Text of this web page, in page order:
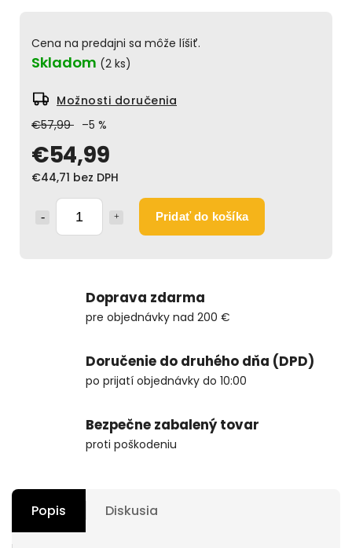
€57,99 –5 %
€54,99
€44,71 bez DPH
Pridať do košíka
Cena na predajni sa môže líšiť.
Skladom (2 ks)
Možnosti doručenia
Doprava zdarma
pre objednávky nad 200 €
Doručenie do druhého dňa (DPD)
po prijatí objednávky do 10:00
Bezpečne zabalený tovar
proti poškodeniu
Popis Diskusia